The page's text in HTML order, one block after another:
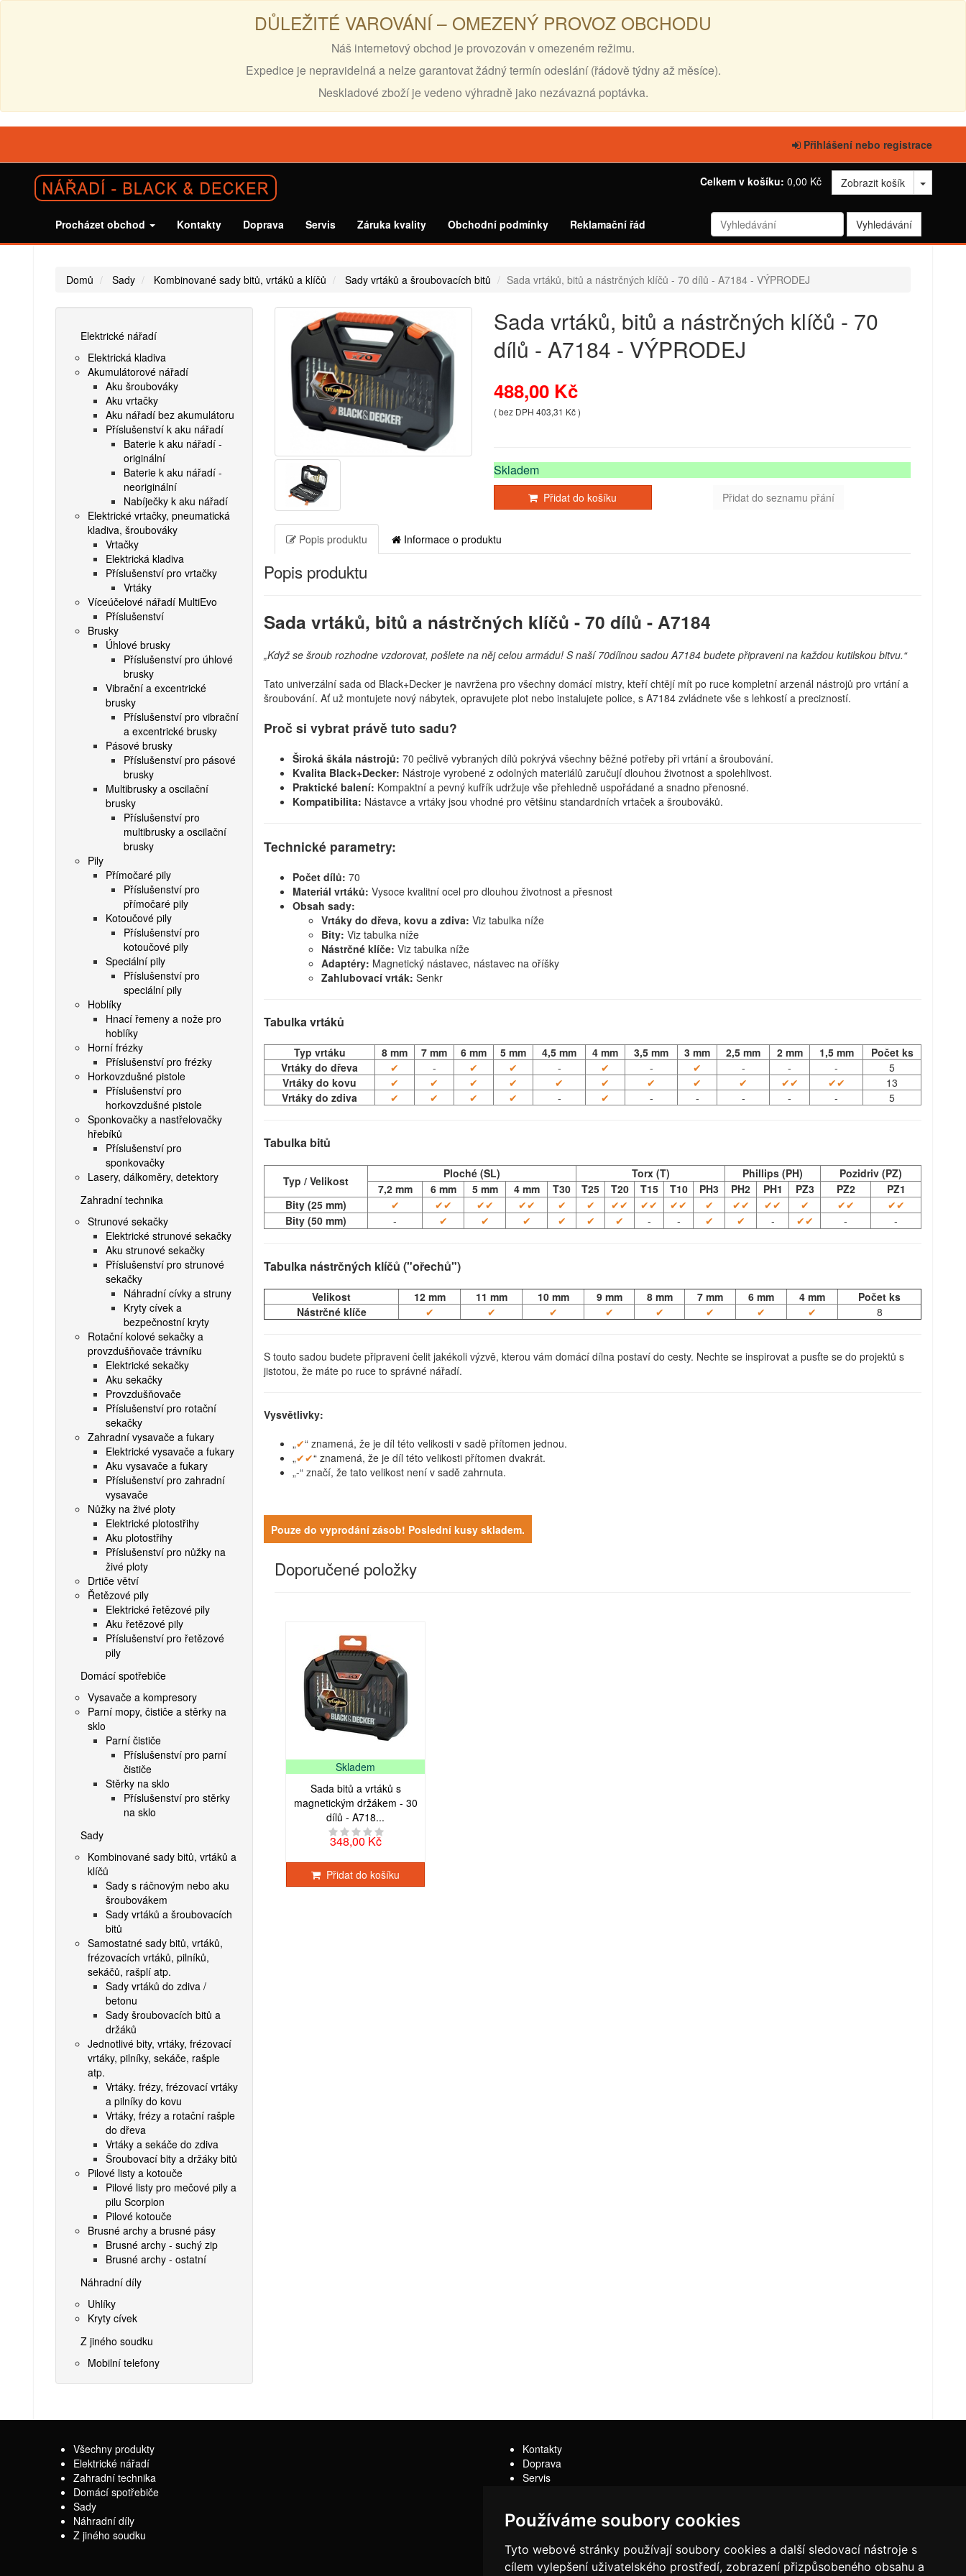
Používáme soubory cookies
Tyto webové stránky používají soubory cookies a další sledovací nástroje s
cílem vylepšení uživatelského prostředí, zobrazení přizpůsobeného obsahu a
DŮLEŽITÉ VAROVÁNÍ – OMEZENÝ PROVOZ OBCHODU
Náš internetový obchod je provozován v omezeném režimu.
Expedice je nepravidelná a nelze garantovat žádný termín odeslání (řádově týdny až měsíce).
Neskladové zboží je vedeno výhradně jako nezávazná poptávka.
Přihlášení nebo registrace
Celkem v košíku: 0,00 Kč Zobrazit košík
Procházet obchod Kontakty Doprava Servis Záruka kvality Obchodní podmínky Reklamační řád
Domů Sady Kombinované sady bitů, vrtáků a klíčů Sady vrtáků a šroubovacích bitů Sada vrtáků, bitů a nástrčných klíčů - 70 dílů - A7184 - VÝPRODEJ
Elektrické nářadí
Elektrická kladiva
Akumulátorové nářadí
Aku šroubováky
Aku vrtačky
Aku nářadí bez akumulátoru
Příslušenství k aku nářadí
Baterie k aku nářadí -
originální
Baterie k aku nářadí -
neoriginální
Nabíječky k aku nářadí
Elektrické vrtačky, pneumatická
kladiva, šroubováky
Vrtačky
Elektrická kladiva
Příslušenství pro vrtačky
Vrtáky
Víceúčelové nářadí MultiEvo
Příslušenství
Brusky
Úhlové brusky
Příslušenství pro úhlové
brusky
Vibrační a excentrické
brusky
Příslušenství pro vibrační
a excentrické brusky
Pásové brusky
Příslušenství pro pásové
brusky
Multibrusky a oscilační
brusky
Příslušenství pro
multibrusky a oscilační
brusky
Pily
Přímočaré pily
Příslušenství pro
přímočaré pily
Kotoučové pily
Příslušenství pro
kotoučové pily
Speciální pily
Příslušenství pro
speciální pily
Hoblíky
Hnací řemeny a nože pro
hoblíky
Horní frézky
Příslušenství pro frézky
Horkovzdušné pistole
Příslušenství pro
horkovzdušné pistole
Sponkovačky a nastřelovačky
hřebíků
Příslušenství pro
sponkovačky
Lasery, dálkoměry, detektory
Zahradní technika
Strunové sekačky
Elektrické strunové sekačky
Aku strunové sekačky
Příslušenství pro strunové
sekačky
Náhradní cívky a struny
Kryty cívek a
bezpečnostní kryty
Rotační kolové sekačky a
provzdušňovače trávníku
Elektrické sekačky
Aku sekačky
Provzdušňovače
Příslušenství pro rotační
sekačky
Zahradní vysavače a fukary
Elektrické vysavače a fukary
Aku vysavače a fukary
Příslušenství pro zahradní
vysavače
Nůžky na živé ploty
Elektrické plotostřihy
Aku plotostřihy
Příslušenství pro nůžky na
živé ploty
Drtiče větví
Řetězové pily
Elektrické řetězové pily
Aku řetězové pily
Příslušenství pro řetězové
pily
Domácí spotřebiče
Vysavače a kompresory
Parní mopy, čističe a stěrky na
sklo
Parní čističe
Příslušenství pro parní
čističe
Stěrky na sklo
Příslušenství pro stěrky
na sklo
Sady
Kombinované sady bitů, vrtáků a
klíčů
Sady s ráčnovým nebo aku
šroubovákem
Sady vrtáků a šroubovacích
bitů
Samostatné sady bitů, vrtáků,
frézovacích vrtáků, pilníků,
sekáčů, rašplí atp.
Sady vrtáků do zdiva /
betonu
Sady šroubovacích bitů a
držáků
Jednotlivé bity, vrtáky, frézovací
vrtáky, pilníky, sekáče, rašple
atp.
Vrtáky. frézy, frézovací vrtáky
a pilníky do kovu
Vrtáky, frézy a rotační rašple
do dřeva
Vrtáky a sekáče do zdiva
Šroubovací bity a držáky bitů
Pilové listy a kotouče
Pilové listy pro mečové pily a
pilu Scorpion
Pilové kotouče
Brusné archy a brusné pásy
Brusné archy - suchý zip
Brusné archy - ostatní
Náhradní díly
Uhlíky
Kryty cívek
Z jiného soudku
Mobilní telefony
Sada vrtáků, bitů a nástrčných klíčů - 70
dílů - A7184 - VÝPRODEJ
488,00 Kč
( bez DPH 403,31 Kč )
Skladem
Přidat do košíku Přidat do seznamu přání
Popis produktu Informace o produktu
Popis produktu
Sada vrtáků, bitů a nástrčných klíčů - 70 dílů - A7184
„Když se šroub rozhodne vzdorovat, pošlete na něj celou armádu! S naší 70dílnou sadou A7184 budete připraveni na každou kutilskou bitvu.“
Tato univerzální sada od Black+Decker je navržena pro všechny domácí mistry, kteří chtějí mít po ruce kompletní arzenál nástrojů pro vrtání a
šroubování. Ať už montujete nový nábytek, opravujete plot nebo instalujete police, s A7184 zvládnete vše s lehkostí a precizností.
Proč si vybrat právě tuto sadu?
Široká škála nástrojů: 70 pečlivě vybraných dílů pokrývá všechny běžné potřeby při vrtání a šroubování.
Kvalita Black+Decker: Nástroje vyrobené z odolných materiálů zaručují dlouhou životnost a spolehlivost.
Praktické balení: Kompaktní a pevný kufřík udržuje vše přehledně uspořádané a snadno přenosné.
Kompatibilita: Nástavce a vrtáky jsou vhodné pro většinu standardních vrtaček a šroubováků.
Technické parametry:
Počet dílů: 70
Materiál vrtáků: Vysoce kvalitní ocel pro dlouhou životnost a přesnost
Obsah sady:
Vrtáky do dřeva, kovu a zdiva: Viz tabulka níže
Bity: Viz tabulka níže
Nástrčné klíče: Viz tabulka níže
Adaptéry: Magnetický nástavec, nástavec na oříšky
Zahlubovací vrták: Senkr
Tabulka vrtáků
Typ vrtáku 8 mm 7 mm 6 mm 5 mm 4,5 mm 4 mm 3,5 mm 3 mm 2,5 mm 2 mm 1,5 mm
Počet ks
Vrtáky do dřeva
✔ - ✔ ✔ - ✔ - ✔ - - -
5
Vrtáky do kovu
✔ ✔ ✔ ✔ ✔ ✔ ✔ ✔ ✔ ✔✔ ✔✔
13
Vrtáky do zdiva
✔ ✔ ✔ ✔ - ✔ - - - - - 5
Tabulka bitů
Typ / Velikost
Ploché (SL) Torx (T) Phillips (PH)
Pozidriv (PZ)
7,2 mm
6 mm 5 mm 4 mm T30 T25 T20 T15 T10 PH3 PH2 PH1 PZ3 PZ2
PZ1
Bity (25 mm)
✔ ✔✔ ✔✔ ✔✔ ✔ ✔ ✔✔ ✔✔ ✔✔ ✔ ✔✔ ✔✔ ✔ ✔✔
✔✔
Bity (50 mm)
- ✔ ✔ ✔ ✔ ✔ ✔ - - ✔ ✔ - ✔✔ - -
Tabulka nástrčných klíčů ("ořechů")
Velikost 12 mm 11 mm 10 mm 9 mm 8 mm 7 mm 6 mm 4 mm
Počet ks
Nástrčné klíče
✔ ✔ ✔ ✔ ✔ ✔ ✔ ✔ 8
S touto sadou budete připraveni čelit jakékoli výzvě, kterou vám domácí dílna postaví do cesty. Nechte se inspirovat a pusťte se do projektů s
jistotou, že máte po ruce to správné nářadí.
Vysvětlivky:
„✔“ znamená, že je díl této velikosti v sadě přítomen jednou.
„✔✔“ znamená, že je díl této velikosti přítomen dvakrát.
„-“ značí, že tato velikost není v sadě zahrnuta.
Pouze do vyprodání zásob! Poslední kusy skladem.
Doporučené položky
Skladem
Sada bitů a vrtáků s
magnetickým držákem - 30
dílů - A718...
348,00 Kč
Přidat do košíku
Všechny produkty
Elektrické nářadí
Zahradní technika
Domácí spotřebiče
Sady
Náhradní díly
Z jiného soudku
Kontakty
Doprava
Servis